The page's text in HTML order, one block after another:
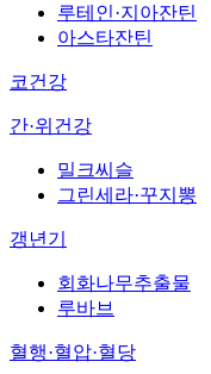
루테인·지아잔틴
아스타잔틴
코건강
간·위건강
밀크씨슬
그린세라·꾸지뽕
갱년기
회화나무추출물
루바브
혈행·혈압·혈당